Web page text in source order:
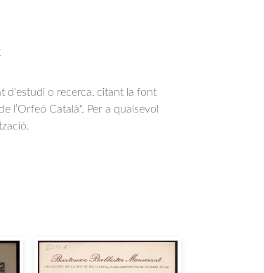
d'estudi o recerca, citant la font
l’Orfeó Català". Per a qualsevol